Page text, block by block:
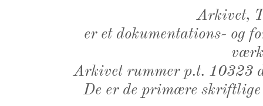
Arkivet,
er et dokumentations- og
Arkivet rummer p.t. 10323
De er de primære